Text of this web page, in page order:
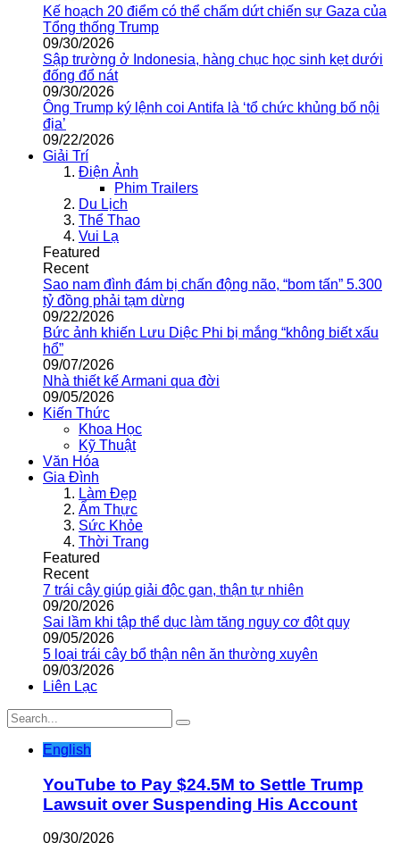
Kế hoạch 20 điểm có thể chấm dứt chiến sự Gaza của
Tổng thống Trump
09/30/2026
Sập trường ở Indonesia, hàng chục học sinh kẹt dưới
đống đổ nát
09/30/2026
Ông Trump ký lệnh coi Antifa là ‘tổ chức khủng bố nội
địa’
09/22/2026
Giải Trí
Điện Ảnh
Phim Trailers
Du Lịch
Thể Thao
Vui Lạ
Featured
Recent
Sao nam đình đám bị chấn động não, “bom tấn” 5.300
tỷ đồng phải tạm dừng
09/22/2026
Bức ảnh khiến Lưu Diệc Phi bị mắng “không biết xấu
hổ”
09/07/2026
Nhà thiết kế Armani qua đời
09/05/2026
Kiến Thức
Khoa Học
Kỹ Thuật
Văn Hóa
Gia Đình
Làm Đẹp
Ẩm Thực
Sức Khỏe
Thời Trang
Featured
Recent
7 trái cây giúp giải độc gan, thận tự nhiên
09/20/2026
Sai lầm khi tập thể dục làm tăng nguy cơ đột quỵ
09/05/2026
5 loại trái cây bổ thận nên ăn thường xuyên
09/03/2026
Liên Lạc
English
YouTube to Pay $24.5M to Settle Trump
Lawsuit over Suspending His Account
09/30/2026